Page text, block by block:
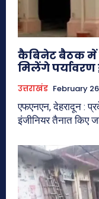
कैबिनेट बैठक में
मिलेंगे पर्यावरण
उत्तराखंड February
एफएनएन, देहरादून :
इंजीनियर तैनात किए